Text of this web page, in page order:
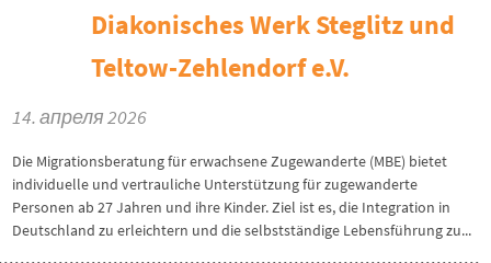
Diakonisches Werk Steglitz und
Teltow-Zehlendorf e.V.
14. апреля 2026
Die Migrationsberatung für erwachsene Zugewanderte (MBE) bietet
individuelle und vertrauliche Unterstützung für zugewanderte
Personen ab 27 Jahren und ihre Kinder. Ziel ist es, die Integration in
Deutschland zu erleichtern und die selbstständige Lebensführung zu...